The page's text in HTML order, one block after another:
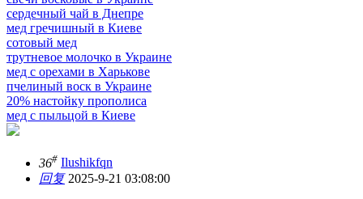
сердечный чай в Днепре
мед гречишный в Киеве
сотовый мед
трутневое молочко в Украине
мед с орехами в Харькове
пчелиный воск в Украине
20% настойку прополиса
мед с пыльцой в Киеве
36# Ilushikfqn
回复2025-9-21 03:08:00